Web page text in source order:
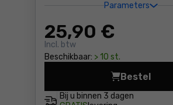
Parameters
25,90 €
Incl. btw
Beschikbaar: > 10 st.
Bij u binnen 3 dagen
Bestel